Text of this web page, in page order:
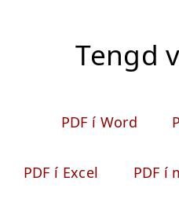
Tengd
PDF í Word
PDF í Excel PDF í